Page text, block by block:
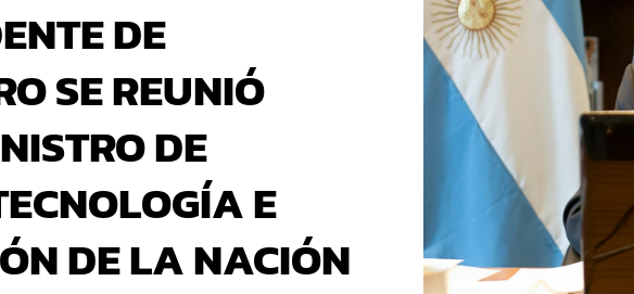
DE
SE REUNIÓ
DE
E
DE LA NACIÓN